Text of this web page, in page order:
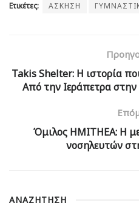
Ετικέτες: ΑΣΚΗΣΗ
Takis Shelter: Η ιστορία
Από την Ιεράπετρα
Όμιλος ΗΜΙΤΗΕΑ: Η
νοσηλευτών
ΑΝΑΖΗΤΗΣΗ